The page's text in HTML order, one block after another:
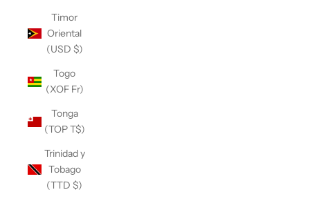
Timor
Oriental
(USD $)
Togo
(XOF Fr)
Tonga
(TOP T$)
Trinidad y
Tobago
(TTD $)